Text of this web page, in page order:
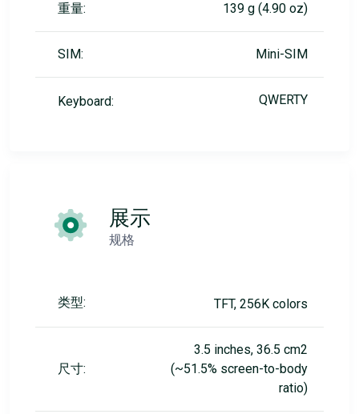
重量: 139 g (4.90 oz)
SIM: Mini-SIM
Keyboard: QWERTY
展示
规格
类型: TFT, 256K colors
尺寸:
3.5 inches, 36.5 cm2
(~51.5% screen-to-body
ratio)